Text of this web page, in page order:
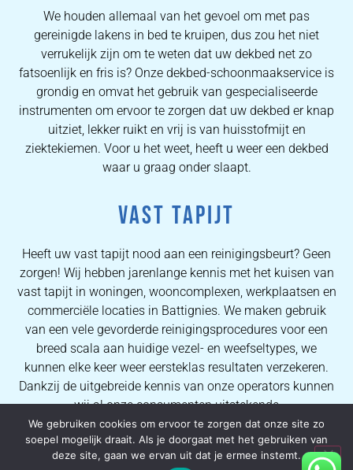
We houden allemaal van het gevoel om met pas
gereinigde lakens in bed te kruipen, dus zou het niet
verrukelijk zijn om te weten dat uw dekbed net zo
fatsoenlijk en fris is? Onze dekbed-schoonmaakservice is
grondig en omvat het gebruik van gespecialiseerde
instrumenten om ervoor te zorgen dat uw dekbed er knap
uitziet, lekker ruikt en vrij is van huisstofmijt en
ziektekiemen. Voor u het weet, heeft u weer een dekbed
waar u graag onder slaapt.
VAST TAPIJT
Heeft uw vast tapijt nood aan een reinigingsbeurt? Geen
zorgen! Wij hebben jarenlange kennis met het kuisen van
vast tapijt in woningen, wooncomplexen, werkplaatsen en
commerciële locaties in Battignies. We maken gebruik
van een vele gevorderde reinigingsprocedures voor een
breed scala aan huidige vezel- en weefseltypes, we
kunnen elke keer weer eersteklas resultaten verzekeren.
Dankzij de uitgebreide kennis van onze operators kunnen
wij al onze consumenten uitstekende
vlekverwijderingsprocessen en hoogwaardige
tapijtreinigingsresultaten garanderen.
We gebruiken cookies om ervoor te zorgen dat onze site zo
soepel mogelijk draait. Als je doorgaat met het gebruiken van
deze site, gaan we ervan uit dat je ermee instemt.